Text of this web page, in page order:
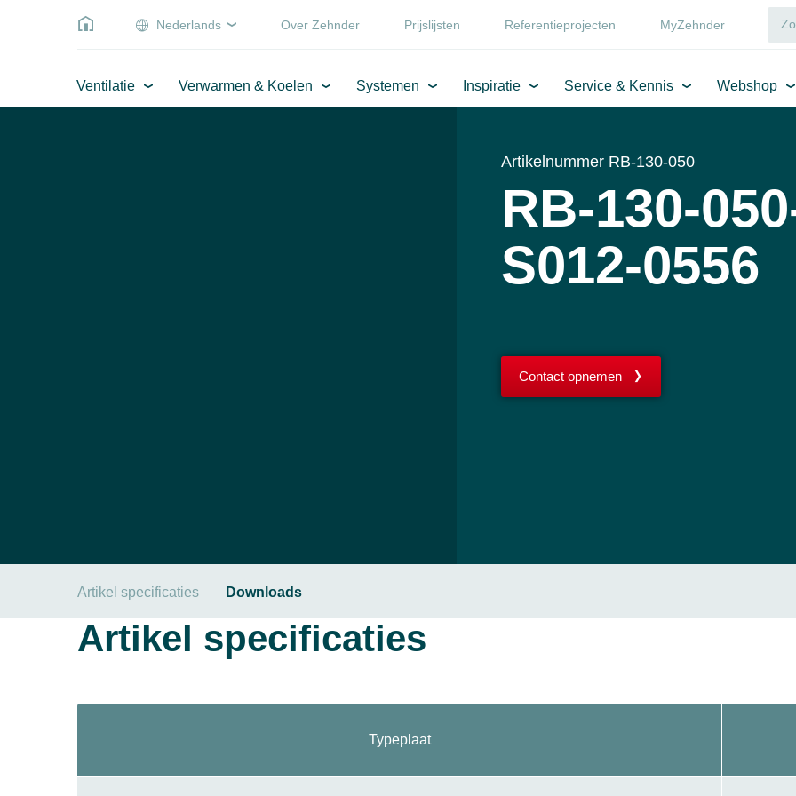
Nederlands Over Zehnder Prijslijsten Referentieprojecten MyZehnder
Ventilatie Verwarmen & Koelen Systemen Inspiratie Service & Kennis Webshop
Artikelnummer RB-130-050
RB-130-
S012-0556
Contact opnemen
Artikel specificaties Downloads
Artikel specificaties
Typeplaat